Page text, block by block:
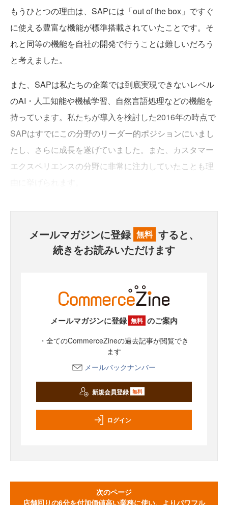
もうひとつの理由は、SAPには「out of the box」ですぐ
に使える豊富な機能が標準搭載されていたことです。そ
れと同等の機能を自社の開発で行うことは難しいだろう
と考えました。
また、SAPは私たちの企業では到底実現できないレベル
のAI・人工知能や機械学習、自然言語処理などの機能を
持っています。私たちが導入を検討した2016年の時点で
SAPはすでにこの分野のリーダー的ポジションにいまし
たし、さらに成長を遂げていました。また、カスタマー
エクスペリエンスの分野に非常に注力していたことも理
メールマガジンに登録 無料 すると、
続きをお読みいただけます
メールマガジンに登録 無料 のご案内
・全てのCommerceZineの過去記事が閲覧でき
ます
メールバックナンバー
新規会員登録 無料
ログイン
次のページ
店舗回りの6分を付加価値高い業務に使い、よりパワフル